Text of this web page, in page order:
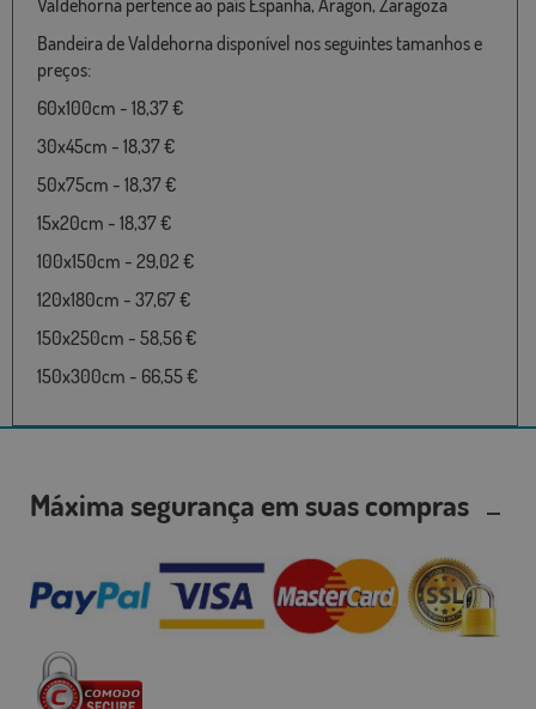
Bandeira de Valdehorna disponível nos seguintes tamanhos e
preços:
60x100cm - 18,37 €
30x45cm - 18,37 €
50x75cm - 18,37 €
15x20cm - 18,37 €
100x150cm - 29,02 €
120x180cm - 37,67 €
150x250cm - 58,56 €
150x300cm - 66,55 €
Máxima segurança em suas compras